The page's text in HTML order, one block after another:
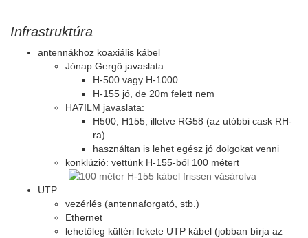
Infrastruktúra
antennákhoz koaxiális kábel
Jónap Gergő javaslata:
H-500 vagy H-1000
H-155 jó, de 20m felett nem
HA7ILM javaslata:
H500, H155, illetve RG58 (az utóbbi cask RH-
ra)
használtan is lehet egész jó dolgokat venni
konklúzió: vettünk H-155-ből 100 métert
UTP
vezérlés (antennaforgató, stb.)
Ethernet
lehetőleg kültéri fekete UTP kábel (jobban bírja az